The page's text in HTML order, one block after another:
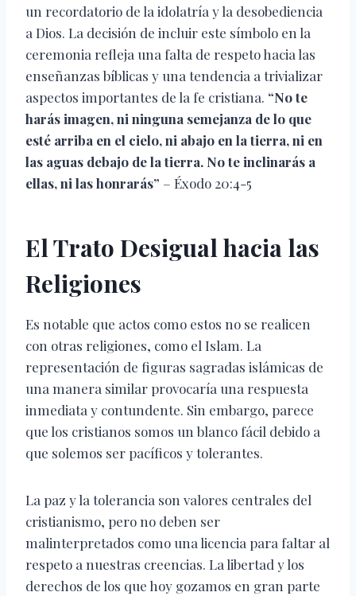
un recordatorio de la idolatría y la desobediencia
a Dios. La decisión de incluir este símbolo en la
ceremonia refleja una falta de respeto hacia las
enseñanzas bíblicas y una tendencia a trivializar
aspectos importantes de la fe cristiana. “No te
harás imagen, ni ninguna semejanza de lo que
esté arriba en el cielo, ni abajo en la tierra, ni en
las aguas debajo de la tierra. No te inclinarás a
ellas, ni las honrarás” – Éxodo 20:4-5
El Trato Desigual hacia las
Religiones
Es notable que actos como estos no se realicen
con otras religiones, como el Islam. La
representación de figuras sagradas islámicas de
una manera similar provocaría una respuesta
inmediata y contundente. Sin embargo, parece
que los cristianos somos un blanco fácil debido a
que solemos ser pacíficos y tolerantes.
La paz y la tolerancia son valores centrales del
cristianismo, pero no deben ser
malinterpretados como una licencia para faltar al
respeto a nuestras creencias. La libertad y los
derechos de los que hoy gozamos en gran parte